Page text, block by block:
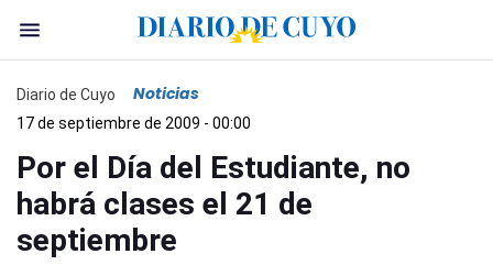
Diario de Cuyo Noticias
17 de septiembre de 2009 - 00:00
Por el Día del Estudiante, no
habrá clases el 21 de
septiembre